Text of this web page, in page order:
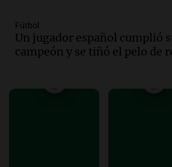
Episodios
Audio.La Mesa Regional
Inseguridad Rural
Panorama Federal
Fútbol
Un jugador español cumplió
campeón y se tiñó el pelo de